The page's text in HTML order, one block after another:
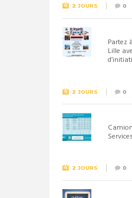
2 JOURS 0
Partez
Lille
2 JOURS 0
Services
2 JOURS 0